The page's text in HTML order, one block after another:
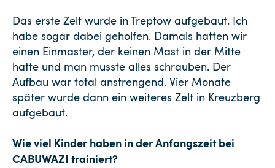
Das erste Zelt wurde in Treptow aufgebaut. Ich
habe sogar dabei geholfen. Damals hatten wir
einen Einmaster, der keinen Mast in der Mitte
hatte und man musste alles schrauben. Der
Aufbau war total anstrengend. Vier Monate
später wurde dann ein weiteres Zelt in Kreuzberg
aufgebaut.
Wie viel Kinder haben in der Anfangszeit bei
CABUWAZI trainiert?